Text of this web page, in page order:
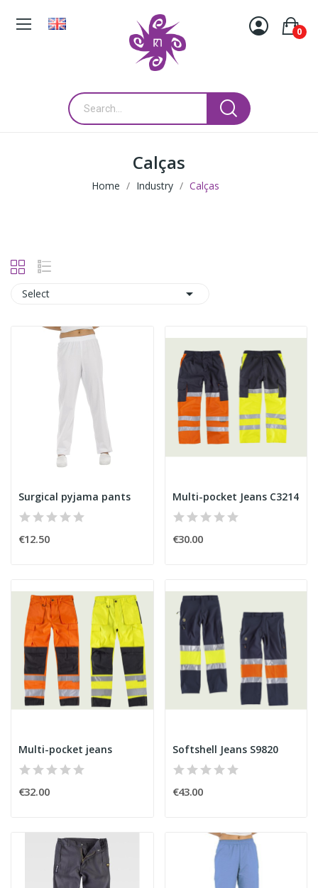
0
Calças
Home Industry Calças
Select 
Surgical pyjama pants
€12.50
Multi-pocket Jeans C3214
€30.00
Multi-pocket jeans
€32.00
Softshell Jeans S9820
€43.00